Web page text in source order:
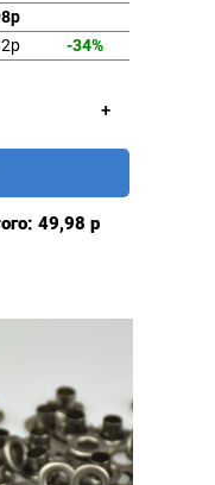
-34%
+
49,98 р